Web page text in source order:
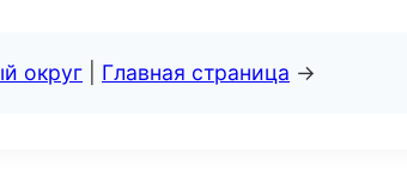
округ Главная страница →